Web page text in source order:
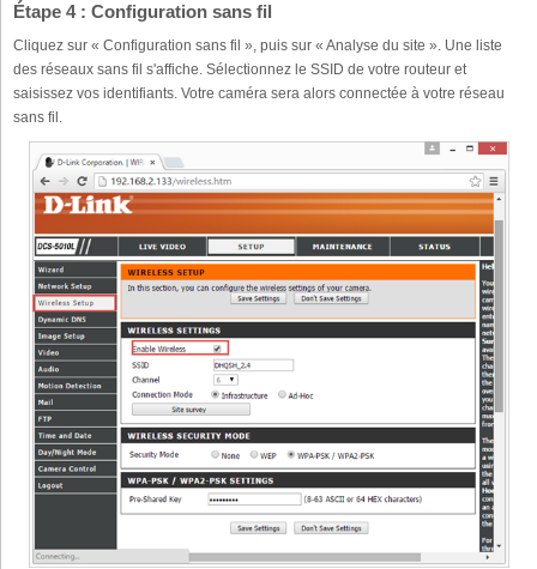
Étape 4 : Configuration sans fil
Cliquez sur « Configuration sans fil », puis sur « Analyse du site ». Une liste
des réseaux sans fil s'affiche. Sélectionnez le SSID de votre routeur et
saisissez vos identifiants. Votre caméra sera alors connectée à votre réseau
sans fil.